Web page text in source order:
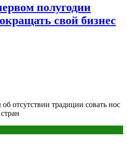
полугодии
свой бизнес
отсутствии традиции совать нос